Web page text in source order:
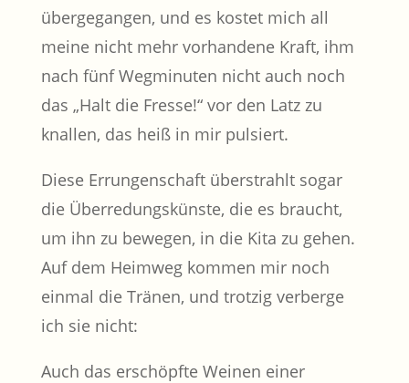
übergegangen, und es kostet mich all
meine nicht mehr vorhandene Kraft, ihm
nach fünf Wegminuten nicht auch noch
das „Halt die Fresse!“ vor den Latz zu
knallen, das heiß in mir pulsiert.
Diese Errungenschaft überstrahlt sogar
die Überredungskünste, die es braucht,
um ihn zu bewegen, in die Kita zu gehen.
Auf dem Heimweg kommen mir noch
einmal die Tränen, und trotzig verberge
ich sie nicht:
Auch das erschöpfte Weinen einer